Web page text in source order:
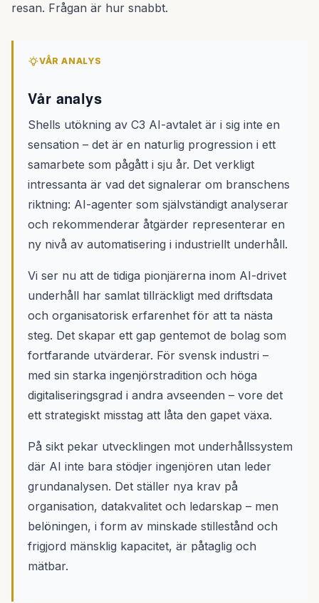
resan. Frågan är hur snabbt.
VÅR ANALYS
Vår analys
Shells utökning av C3 AI-avtalet är i sig inte en
sensation – det är en naturlig progression i ett
samarbete som pågått i sju år. Det verkligt
intressanta är vad det signalerar om branschens
riktning: AI-agenter som självständigt analyserar
och rekommenderar åtgärder representerar en
ny nivå av automatisering i industriellt underhåll.
Vi ser nu att de tidiga pionjärerna inom AI-drivet
underhåll har samlat tillräckligt med driftsdata
och organisatorisk erfarenhet för att ta nästa
steg. Det skapar ett gap gentemot de bolag som
fortfarande utvärderar. För svensk industri –
med sin starka ingenjörstradition och höga
digitaliseringsgrad i andra avseenden – vore det
ett strategiskt misstag att låta den gapet växa.
På sikt pekar utvecklingen mot underhållssystem
där AI inte bara stödjer ingenjören utan leder
grundanalysen. Det ställer nya krav på
organisation, datakvalitet och ledarskap – men
belöningen, i form av minskade stillestånd och
frigjord mänsklig kapacitet, är påtaglig och
mätbar.